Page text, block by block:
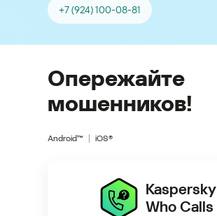
+7 (924) 100-08-81
Опережайте
мошенников!
Android™ iOS®
Kaspersky
Who Calls